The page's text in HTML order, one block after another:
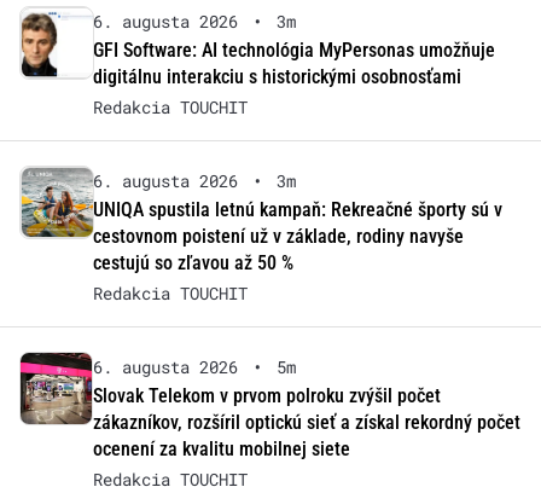
6. augusta 2026 •
3m
GFI Software: AI technológia MyPersonas umožňuje
digitálnu interakciu s historickými osobnosťami
Redakcia TOUCHIT
6. augusta 2026 •
3m
UNIQA spustila letnú kampaň: Rekreačné športy sú v
cestovnom poistení už v základe, rodiny navyše
cestujú so zľavou až 50 %
Redakcia TOUCHIT
6. augusta 2026 •
5m
Slovak Telekom v prvom polroku zvýšil počet
zákazníkov, rozšíril optickú sieť a získal rekordný počet
ocenení za kvalitu mobilnej siete
Redakcia TOUCHIT